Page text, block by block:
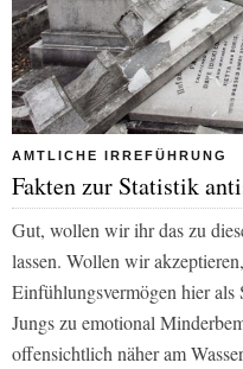
AMTLICHE IRREFÜHRUNG
Fakten zur Statistik
Gut, wollen wir ihr das zu
lassen. Wollen wir
Einfühlungsvermögen hier als
Jungs zu emotional
offensichtlich näher am